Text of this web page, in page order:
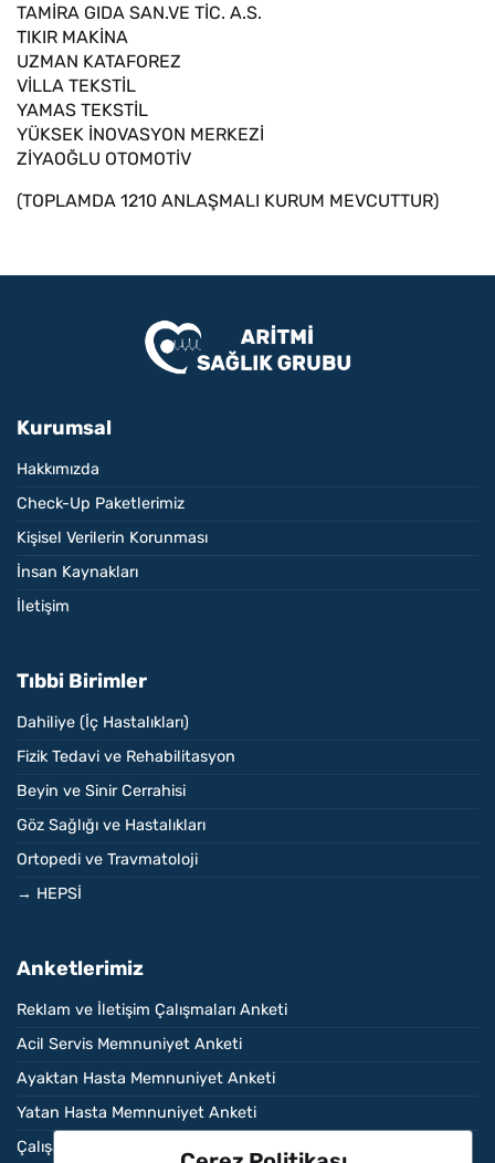
TAMİRA GIDA SAN.VE TİC. A.S.
TIKIR MAKİNA
UZMAN KATAFOREZ
VİLLA TEKSTİL
YAMAS TEKSTİL
YÜKSEK İNOVASYON MERKEZİ
ZİYAOĞLU OTOMOTİV
(TOPLAMDA 1210 ANLAŞMALI KURUM MEVCUTTUR)
Kurumsal
Hakkımızda
Check-Up Paketlerimiz
Kişisel Verilerin Korunması
İnsan Kaynakları
İletişim
Tıbbi Birimler
Dahiliye (İç Hastalıkları)
Fizik Tedavi ve Rehabilitasyon
Beyin ve Sinir Cerrahisi
Göz Sağlığı ve Hastalıkları
Ortopedi ve Travmatoloji
→ HEPSİ
Anketlerimiz
Reklam ve İletişim Çalışmaları Anketi
Acil Servis Memnuniyet Anketi
Ayaktan Hasta Memnuniyet Anketi
Yatan Hasta Memnuniyet Anketi
Çalışan Memnuniyet Anketi